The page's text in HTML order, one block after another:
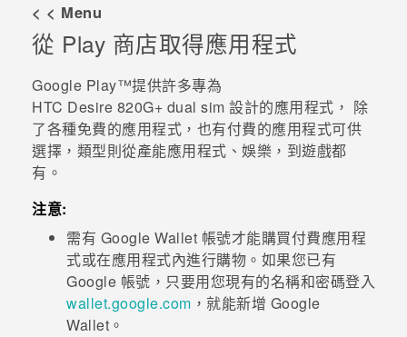
配件
優惠專區
焦點訊息
校園專案
企業採購
銷售門市
VIVELAND
< < Menu
從 Play 商店取得應用程式
Google Play™提供許多專為
HTC Desire 820G‍+ dual sim 設計的應用程式， 除
了各種免費的應用程式，也有付費的應用程式可供
選擇，類型則從產能應用程式、娛樂，到遊戲都
有。
注意:
需有 Google Wallet 帳號才能購買付費應用程
式或在應用程式內進行購物。如果您已有
Google 帳號，只要用您現有的名稱和密碼登入
wallet.google.com ，就能新增 Google
Wallet 。